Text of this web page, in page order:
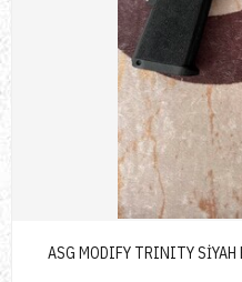
ASG MODIFY TRINITY SİYAH